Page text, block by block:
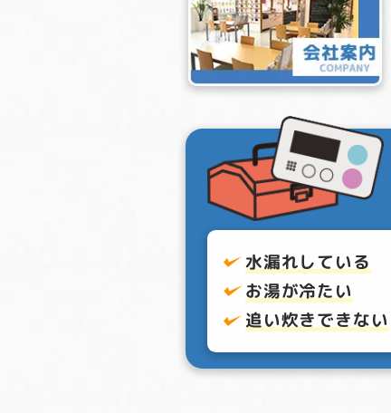
水漏れしている
お湯が冷たい
追い炊きできない